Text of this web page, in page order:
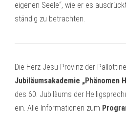
eigenen Seele“, wie er es
ständig zu betrachten.
Die Herz-Jesu-Provinz der
Jubiläumsakademie „Phänomen
des 60. Jubiläums der
ein. Alle Informationen zum